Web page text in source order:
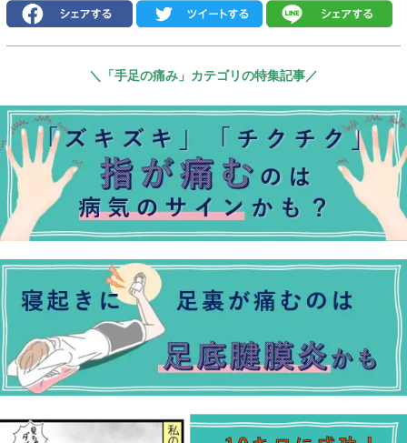
＼「手足の痛み」カテゴリの特集記事／